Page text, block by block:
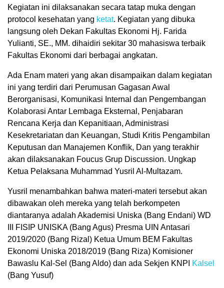
Kegiatan ini dilaksanakan secara tatap muka dengan
protocol kesehatan yang ketat. Kegiatan yang dibuka
langsung oleh Dekan Fakultas Ekonomi Hj. Farida
Yulianti, SE., MM. dihaidiri sekitar 30 mahasiswa terbaik
Fakultas Ekonomi dari berbagai angkatan.
Ada Enam materi yang akan disampaikan dalam kegiatan
ini yang terdiri dari Perumusan Gagasan Awal
Berorganisasi, Komunikasi Internal dan Pengembangan
Kolaborasi Antar Lembaga Eksternal, Penjabaran
Rencana Kerja dan Kepanitiaan, Administrasi
Kesekretariatan dan Keuangan, Studi Kritis Pengambilan
Keputusan dan Manajemen Konflik, Dan yang terakhir
akan dilaksanakan Foucus Grup Discussion. Ungkap
Ketua Pelaksana Muhammad Yusril Al-Multazam.
Yusril menambahkan bahwa materi-materi tersebut akan
dibawakan oleh mereka yang telah berkompeten
diantaranya adalah Akademisi Uniska (Bang Endani) WD
III FISIP UNISKA (Bang Agus) Presma UIN Antasari
2019/2020 (Bang Rizal) Ketua Umum BEM Fakultas
Ekonomi Uniska 2018/2019 (Bang Riza) Komisioner
Bawaslu Kal-Sel (Bang Aldo) dan ada Sekjen KNPI
Kalsel
(Bang Yusuf)